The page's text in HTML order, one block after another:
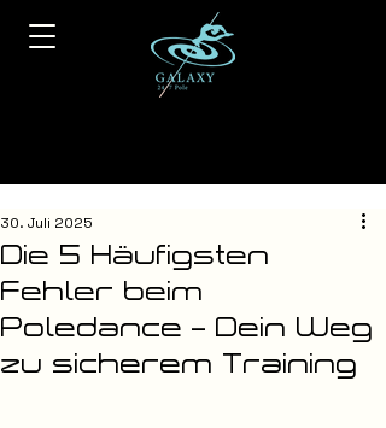
Die 5 Häufigsten
Fehler beim
Poledance – Dein Weg
zu sicherem Training
30. Juli 2025